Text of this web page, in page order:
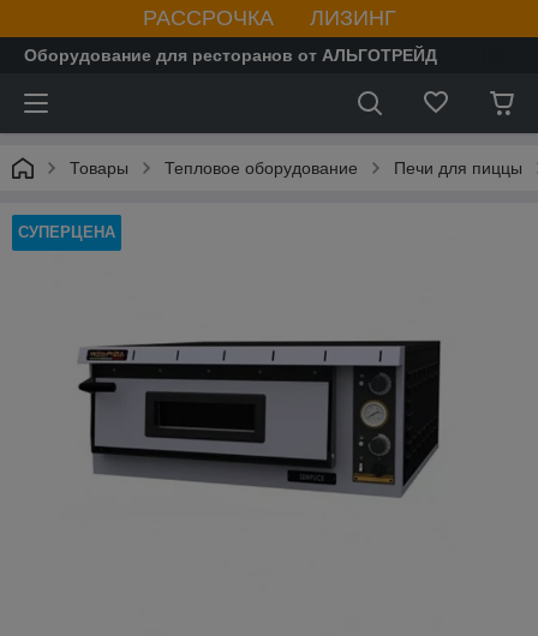
РАССРОЧКА ЛИЗИНГ
Оборудование для ресторанов от АЛЬГОТРЕЙД
Товары Тепловое оборудование Печи для пиццы
СУПЕРЦЕНА